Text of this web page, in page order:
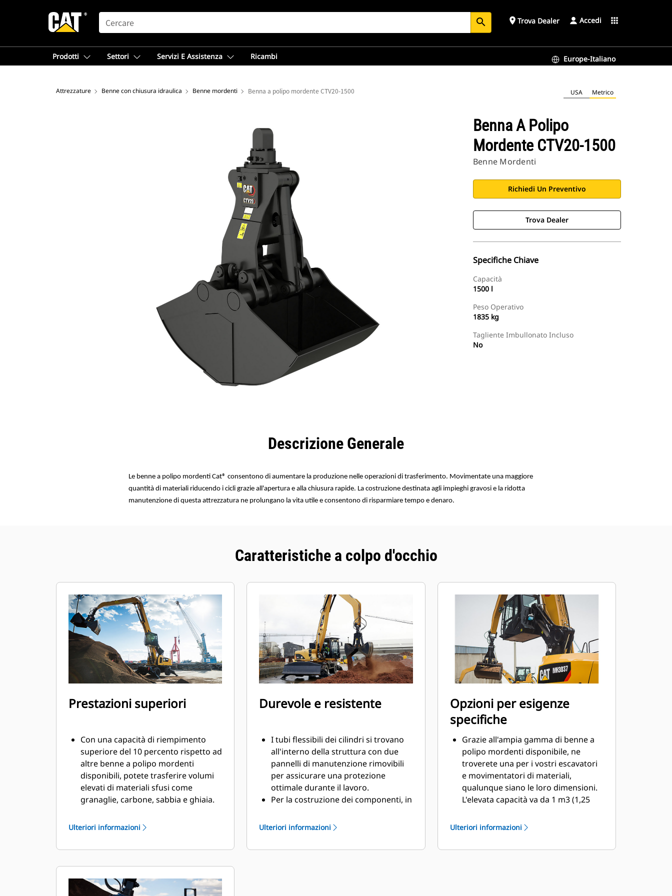
SEARCH search place Trova Dealer Accedi apps
Prodotti Settori Servizi E Assistenza Ricambi Europe-Italiano
Attrezzature Benne con chiusura idraulica Benne mordenti Benna a polipo mordente CTV20-1500 USA Metrico
Benna A Polipo
Mordente CTV20-1500
Benne Mordenti
Richiedi Un Preventivo
Trova Dealer
Specifiche Chiave
Capacità
1500 l
Peso Operativo
1835 kg
Tagliente Imbullonato Incluso
No
Descrizione Generale
Le benne a polipo mordenti Cat® consentono di aumentare la produzione nelle operazioni di trasferimento. Movimentate una maggiore
quantità di materiali riducendo i cicli grazie all'apertura e alla chiusura rapide. La costruzione destinata agli impieghi gravosi e la ridotta
manutenzione di questa attrezzatura ne prolungano la vita utile e consentono di risparmiare tempo e denaro.
Caratteristiche a colpo d'occhio
Prestazioni superiori
Con una capacità di riempimento
superiore del 10 percento rispetto ad
altre benne a polipo mordenti
disponibili, potete trasferire volumi
elevati di materiali sfusi come
granaglie, carbone, sabbia e ghiaia.
con l'ampia apertura delle valve per il
L'elevata forza di chiusura delle valve
ottenere cicli più brevi e di rimanere
Ulteriori informazioni
Durevole e resistente
I tubi flessibili dei cilindri si trovano
all'interno della struttura con due
pannelli di manutenzione rimovibili
per assicurare una protezione
ottimale durante il lavoro.
Per la costruzione dei componenti, in
impiegati materiali di alta qualità e
I punti di articolazione dotati di
Ulteriori informazioni
Opzioni per esigenze
specifiche
Grazie all'ampia gamma di benne a
polipo mordenti disponibile, ne
troverete una per i vostri escavatori
e movimentatori di materiali,
qualunque siano le loro dimensioni.
L'elevata capacità va da 1 m3 (1,25
Il tagliente imbullonato per la valva
ideale per i materiali più abrasivi.
Ulteriori informazioni